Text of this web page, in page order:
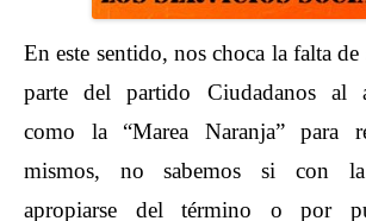
En este sentido, nos choca la falta
parte del partido Ciudadanos al
como la “Marea Naranja” para
mismos, no sabemos si con
apropiarse del término o por